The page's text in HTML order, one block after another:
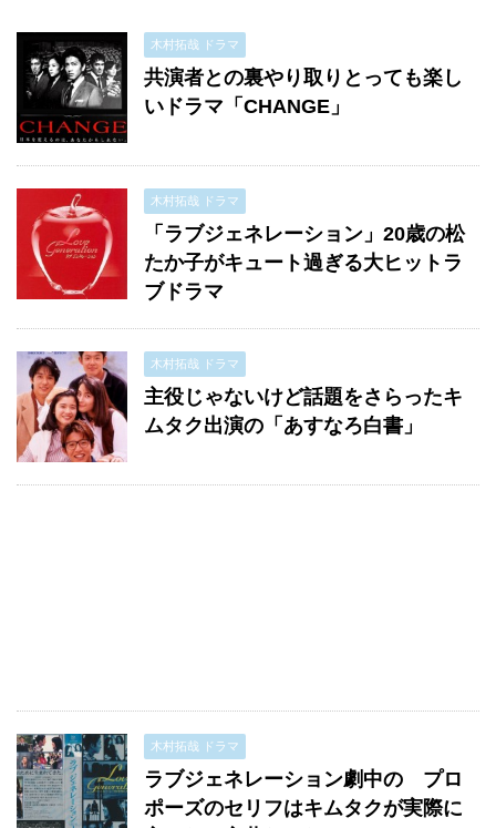
木村拓哉 ドラマ
共演者との裏やり取りとっても楽し
いドラマ「CHANGE」
木村拓哉 ドラマ
「ラブジェネレーション」20歳の松
たか子がキュート過ぎる大ヒットラ
ブドラマ
木村拓哉 ドラマ
主役じゃないけど話題をさらったキ
ムタク出演の「あすなろ白書」
木村拓哉 ドラマ
ラブジェネレーション劇中の プロ
ポーズのセリフはキムタクが実際に